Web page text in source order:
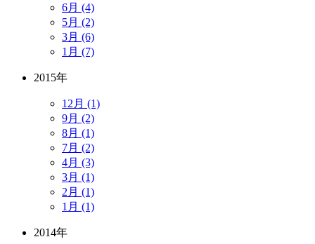
6月 (4)
5月 (2)
3月 (6)
1月 (7)
2015年
12月 (1)
9月 (2)
8月 (1)
7月 (2)
4月 (3)
3月 (1)
2月 (1)
1月 (1)
2014年